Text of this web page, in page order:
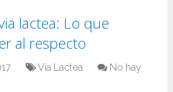
lactea: Lo que
al respecto
Vía Lactea
No hay